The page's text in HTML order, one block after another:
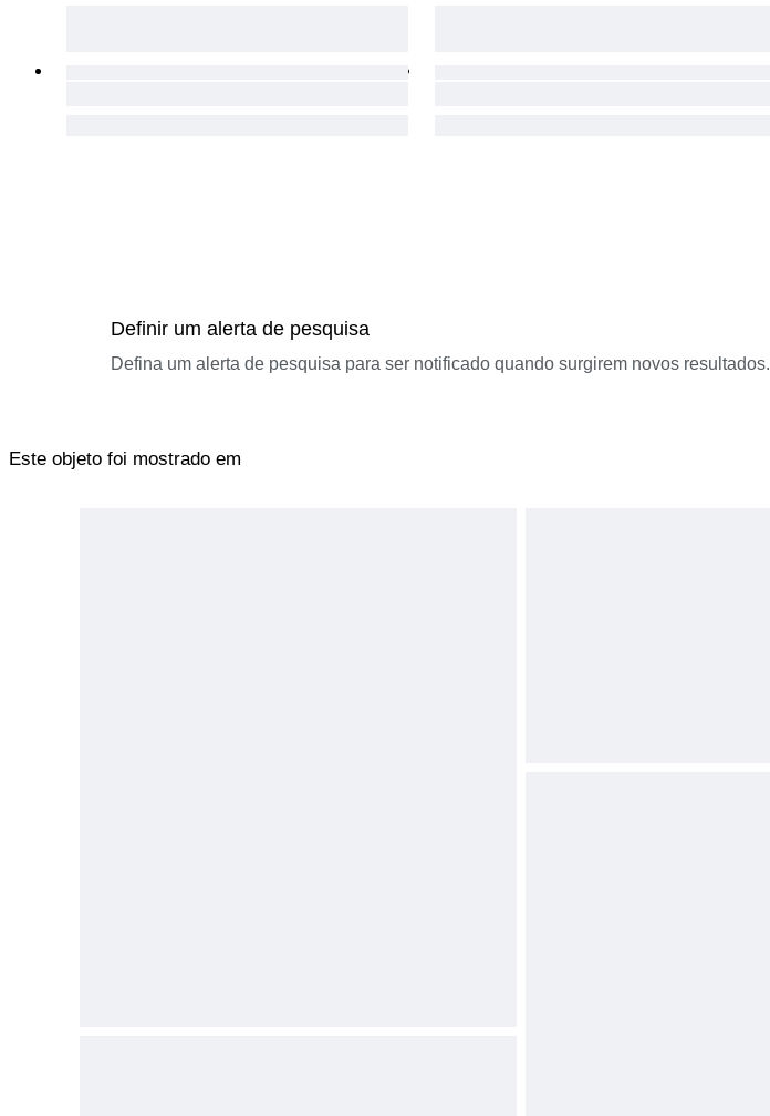
Definir um alerta de pesquisa
Defina um alerta de pesquisa para ser notificado quando surgirem novos resultados.
Este objeto foi mostrado em